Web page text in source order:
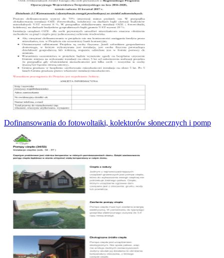
Dofinansowania do fotowoltaiki, kolektorów słonecznych i pomp